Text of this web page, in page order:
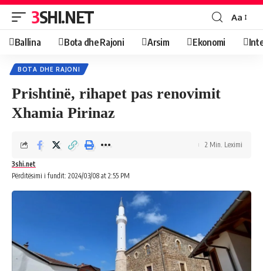
3SHI.NET Aa
Ballina Bota dhe Rajoni Arsim Ekonomi
BOTA DHE RAJONI
Prishtinë, rihapet pas renovimit
Xhamia Pirinaz
Përditësimi i fundit: 2024/03/08 at 2:55 PM
3shi.net
2 Min. Leximi